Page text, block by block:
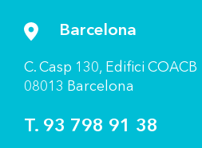
Barcelona
C. Casp 130, Ediﬁci COACB
08013 Barcelona
T. 93 798 91 38